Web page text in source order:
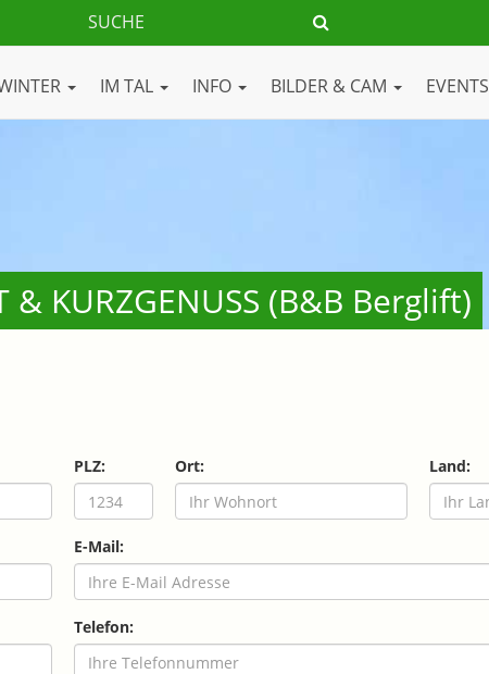
IM TAL INFO BILDER & CAM EVENTS
KURZGENUSS (B&B Berglift)
PLZ: Ort: Land:
E-Mail:
Telefon: